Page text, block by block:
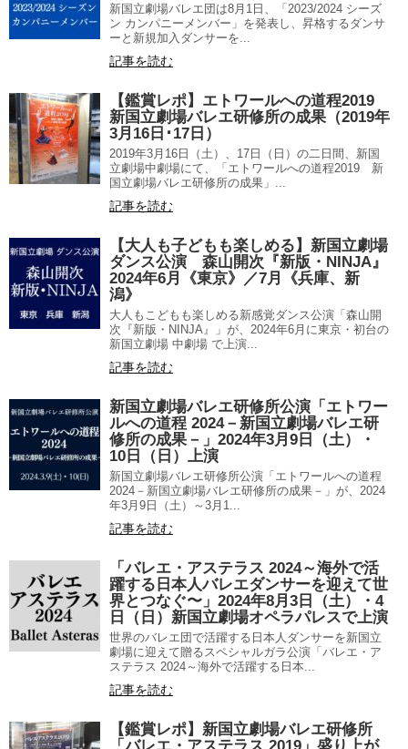
新国立劇場バレエ団は8月1日、「2023/2024 シーズ
ン カンパニーメンバー」を発表し、昇格するダンサ
ーと新規加入ダンサーを...
記事を読む
【鑑賞レポ】エトワールへの道程2019
新国立劇場バレエ研修所の成果（2019年
3月16日･17日）
2019年3月16日（土）、17日（日）の二日間、新国
立劇場中劇場にて、「エトワールへの道程2019 新
国立劇場バレエ研修所の成果」...
記事を読む
【大人も子どもも楽しめる】新国立劇場
ダンス公演 森山開次『新版・NINJA』
2024年6月《東京》／7月《兵庫、新
潟》
大人もこどもも楽しめる新感覚ダンス公演「森山開
次『新版・NINJA』」が、2024年6月に東京・初台の
新国立劇場 中劇場 で上演...
記事を読む
新国立劇場バレエ研修所公演「エトワー
ルへの道程 2024－新国立劇場バレエ研
修所の成果－」2024年3月9日（土）・
10日（日）上演
新国立劇場バレエ研修所公演「エトワールへの道程
2024－新国立劇場バレエ研修所の成果－」が、2024
年3月9日（土）～3月1...
記事を読む
「バレエ・アステラス 2024～海外で活
躍する日本人バレエダンサーを迎えて世
界とつなぐ〜」2024年8月3日（土）・4
日（日）新国立劇場オペラパレスで上演
世界のバレエ団で活躍する日本人ダンサーを新国立
劇場に迎えて贈るスペシャルガラ公演「バレエ・ア
ステラス 2024～海外で活躍する日本...
記事を読む
【鑑賞レポ】新国立劇場バレエ研修所